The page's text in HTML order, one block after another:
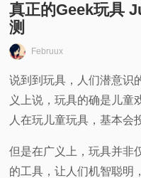
首
页
快
讯
真正的Geek玩具
测
Februux
说到到玩具，人们潜意识
义上说，玩具的确是儿童
人在玩儿童玩具，基本会
但是在广义上，玩具并非
的工具，让人们机智聪明